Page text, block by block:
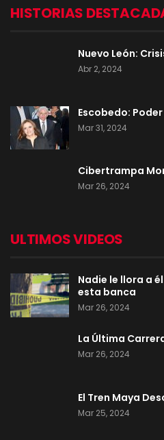
HISTORIAS
Nuevo León:
Abr 2, 2024
Escobedo:
Mar 31, 2024
Cibertrampa
Mar 26, 2024
ULTIMOS VIDEOS
Nadie le llora a
esta banca
Mar 26, 2024
La Última
Mar 26, 2024
El Tren Maya
Mar 25, 2024